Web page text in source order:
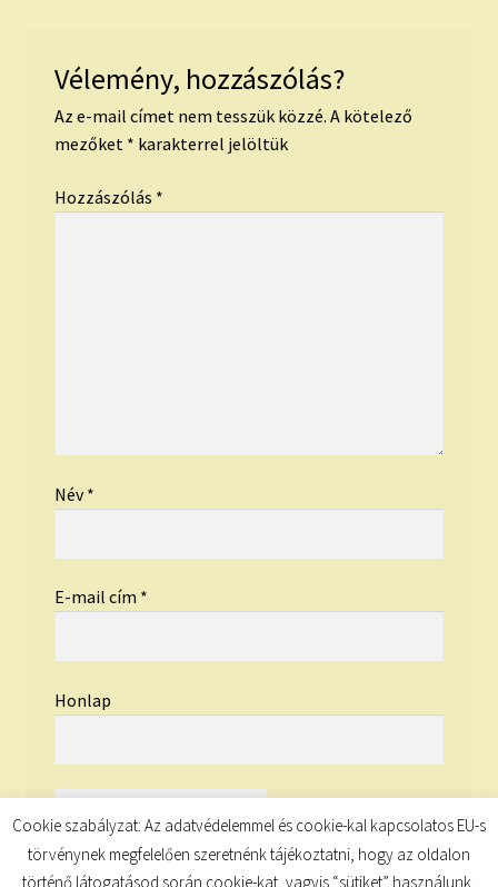
Vélemény, hozzászólás?
Az e-mail címet nem tesszük közzé. A kötelező
mezőket * karakterrel jelöltük
Hozzászólás *
Név*
E-mail cím *
Honlap
Cookie szabályzat: Az adatvédelemmel és cookie-kal kapcsolatos EU-s
törvénynek megfelelően szeretnénk tájékoztatni, hogy az oldalon
történő látogatásod során cookie-kat, vagyis “sütiket” használunk,